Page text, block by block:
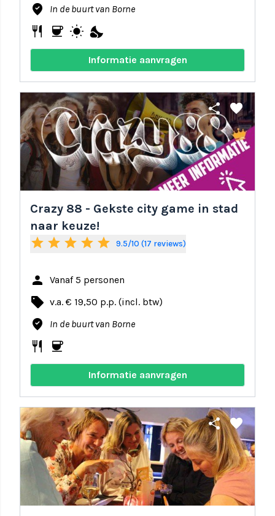
where_to_vote In de buurt van Borne
restaurant coffee wb_sunny nights_stay
Informatie aanvragen
share favorite
Crazy 88 - Gekste city game in stad
naar keuze!
star star star star star 9.5/10 (17 reviews)
person Vanaf 5 personen
local_offer v.a. € 19,50 p.p. (incl. btw)
where_to_vote In de buurt van Borne
restaurant coffee
Informatie aanvragen
share favorite